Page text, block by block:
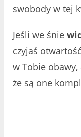
swobody w tej
Jeśli we śnie
czyjaś
w Tobie obawy,
że są one